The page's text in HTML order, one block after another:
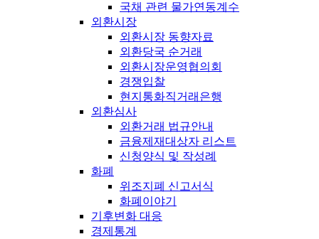
국채 관련 물가연동계수
외환시장
외환시장 동향자료
외환당국 순거래
외환시장운영협의회
경쟁입찰
현지통화직거래은행
외환심사
외환거래 법규안내
금융제재대상자 리스트
신청양식 및 작성례
화폐
위조지폐 신고서식
화폐이야기
기후변화 대응
경제통계